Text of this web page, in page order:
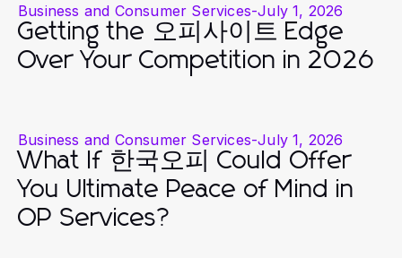
Business and Consumer Services-July 1, 2026
Getting the 오피사이트 Edge
Over Your Competition in 2026
Business and Consumer Services-July 1, 2026
What If 한국오피 Could Offer
You Ultimate Peace of Mind in
OP Services?